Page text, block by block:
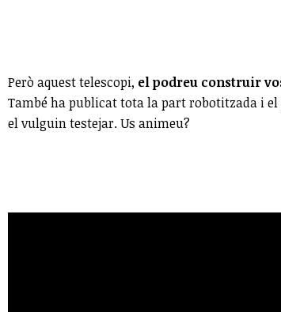
Però aquest telescopi, el podreu construir
També ha publicat tota la part robotitzada i
el vulguin testejar. Us animeu?